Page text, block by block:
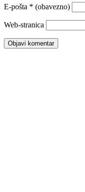
E-pošta * (obavezno)
Web-stranica